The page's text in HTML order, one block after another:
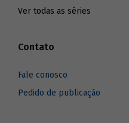
Ver todas as séries
Contato
Fale conosco
Pedido de publicação